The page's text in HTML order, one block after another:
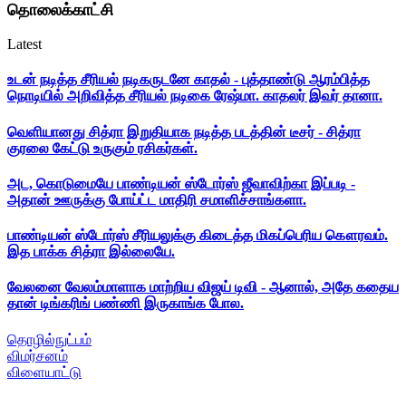
தொலைக்காட்சி
Latest
உடன் நடித்த சீரியல் நடிகருடனே காதல் - புத்தாண்டு ஆரம்பித்த
நொடியில் அறிவித்த சீரியல் நடிகை ரேஷ்மா. காதலர் இவர் தானா.
வெளியானது சித்ரா இறுதியாக நடித்த படத்தின் டீசர் - சித்ரா
குரலை கேட்டு உருகும் ரசிகர்கள்.
அட, கொடுமையே பாண்டியன் ஸ்டோர்ஸ் ஜீவாவிற்கா இப்படி -
அதான் ஊருக்கு போய்ட்ட மாதிரி சமாளிச்சாங்களா.
பாண்டியன் ஸ்டோர்ஸ் சீரியலுக்கு கிடைத்த மிகப்பெரிய கௌரவம்.
இத பாக்க சித்ரா இல்லையே.
வேலனை வேலம்மாளாக மாற்றிய விஜய் டிவி - ஆனால், அதே கதைய
தான் டிங்கரிங் பண்ணி இருகாங்க போல.
தொழில்நுட்பம்
விமர்சனம்
விளையாட்டு